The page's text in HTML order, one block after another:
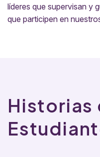
líderes que supervisan y
que participen en
Historias